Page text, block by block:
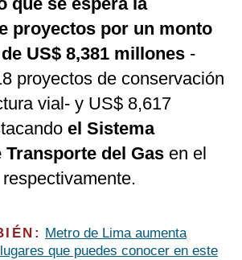
proyectos por un monto
US$ 8,381 millones -
proyectos de conservación
vial- y US$ 8,617
el Sistema
Transporte del Gas en el
Metro de Lima aumenta
que puedes conocer en este